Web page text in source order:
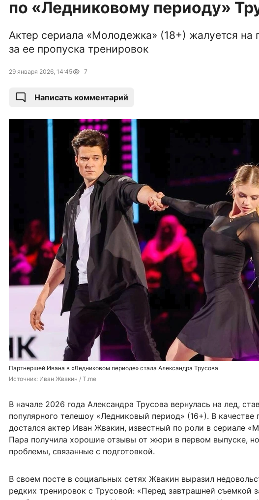
по «Ледниковому периоду»
Актер сериала «Молодежка» (18+) жалуется на
за ее пропуска тренировок
29 января 2026, 14:45 7
Написать комментарий
Партнершей Ивана в «Ледниковом периоде» стала Александра Трусова
Источник: Иван Жвакин / T.me
В начале 2026 года Александра Трусова вернулась на лед,
популярного телешоу «Ледниковый период» (16+). В качестве
достался актер Иван Жвакин, известный по роли в сериале
Пара получила хорошие отзывы от жюри в первом выпуске,
проблемы, связанные с подготовкой.
В своем посте в социальных сетях Жвакин выразил
редких тренировок с Трусовой: «Перед завтрашней съемкой